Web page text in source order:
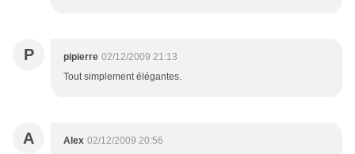
P pipierre 02/12/2009 21:13
Tout simplement élégantes.
A Alex 02/12/2009 20:56